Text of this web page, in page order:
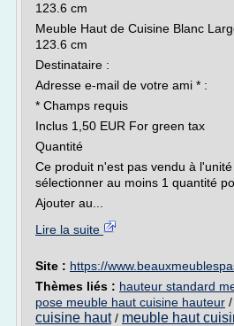
123.6 cm
Meuble Haut de Cuisine Blanc
123.6 cm
Destinataire :
Adresse e-mail de votre ami * :
* Champs requis
Inclus 1,50 EUR For green tax
Quantité
Ce produit n'est pas vendu à
sélectionner au moins 1 quantité
Ajouter au...
Lire la suite
Site : https://
Thèmes liés : hauteur standard
pose meuble haut cuisine hauteur /
cuisine haut/ meuble haut